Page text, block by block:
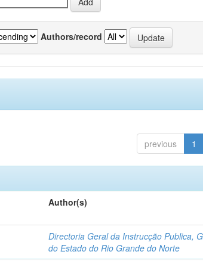
Authors/record
previous 1
Author(s)
Directoria Geral da Instrucção Publica,
do Estado do Rio Grande do Norte